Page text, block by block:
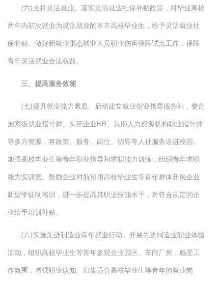
(六)支持灵活就业。落实灵活就业社保补贴政策，对毕业离校
两年内初次就业为灵活就业的本市高校毕业生，给予灵活就业社
保补贴。做好新就业形态就业人员职业伤害保障试点工作，保障
青年灵活就业合法权益。
三、提高服务效能
(七)提升就业能力素质。启动建立就业创业指导服务站，整合
国家级就业指导师、头部企业HR、头部人力资源机构职业指导师
等多方资源，将政策、服务、岗位、指导等人社服务送进校园。
加强高校毕业生等青年职业指导和求职能力训练，组织青年求职
能力实训营。鼓励企业对新招用高校毕业生等青年群体开展企业
新型学徒制培训，进一步提高其职业技能水平，对符合规定的企
业给予培训补贴。
(八)实施先进制造业青年就业行动。开展先进制造业职业体验
活动，组织高校毕业生等青年参观企业园区、车间厂房，感受工
作氛围，增强职业认知。归集适合高校毕业生等青年的就业岗